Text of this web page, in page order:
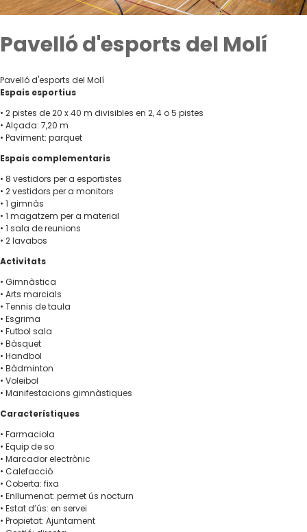
Pavelló d'esports del Molí
Pavelló d'esports del Molí
Espais esportius
• 2 pistes de 20 x 40 m divisibles en 2, 4 o 5 pistes
• Alçada: 7,20 m
• Paviment: parquet
Espais complementaris
• 8 vestidors per a esportistes
• 2 vestidors per a monitors
• 1 gimnàs
• 1 magatzem per a material
• 1 sala de reunions
• 2 lavabos
Activitats
• Gimnàstica
• Arts marcials
• Tennis de taula
• Esgrima
• Futbol sala
• Bàsquet
• Handbol
• Bàdminton
• Voleibol
• Manifestacions gimnàstiques
Característiques
• Farmaciola
• Equip de so
• Marcador electrònic
• Calefacció
• Coberta: fixa
• Enllumenat: permet ús nocturn
• Estat d’ús: en servei
• Propietat: Ajuntament